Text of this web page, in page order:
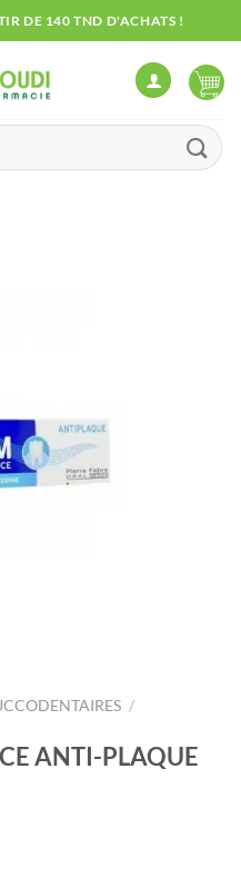
DE 140 TND D'ACHATS !
/
ANTI-PLAQUE